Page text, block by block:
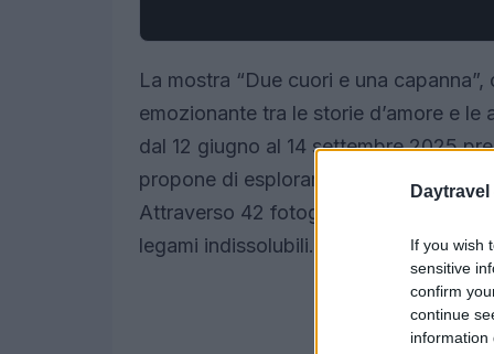
Daytravel
If you wish
sensitive
confirm
continue
information
La mostra “Due cuori e una
emozionante tra le storie d’amore e
dal 12 giugno al 14 settembre 2025
propone di esplorare il legame tra
Attraverso 42 fotografie, Ratti ci invita
legami indissolubili.